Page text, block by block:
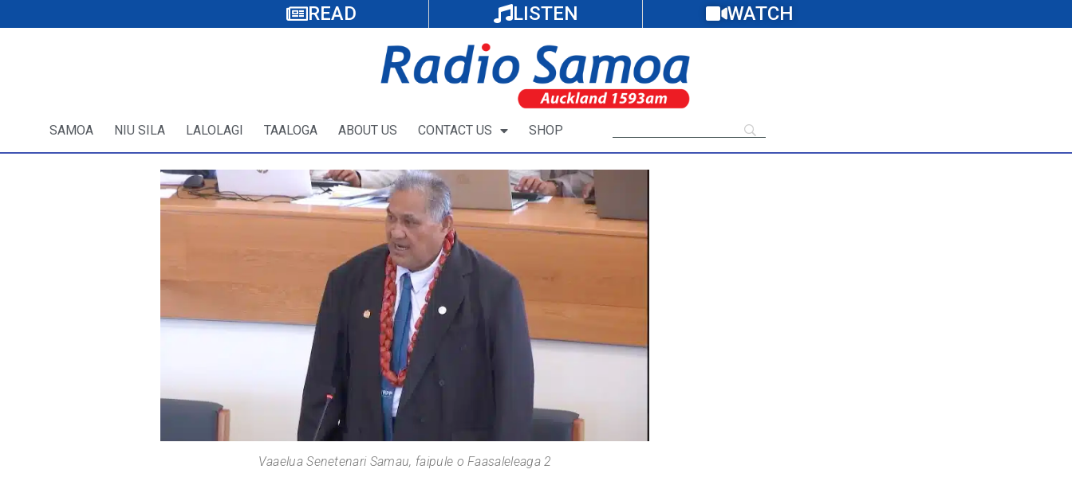
READ LISTEN WATCH
SAMOA NIU SILA LALOLAGI TAALOGA ABOUT US CONTACT US SHOP
Vaaelua Senetenari Samau, faipule o Faasaleleaga 2